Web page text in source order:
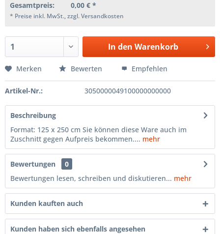
Gesamtpreis: 0,00 € *
* Preise inkl. MwSt., zzgl. Versandkosten
In den Warenkorb
Merken Bewerten Empfehlen
Artikel-Nr.: 3050000049100000000000
Beschreibung
Format: 125 x 250 cm Sie können diese Ware auch im
Zuschnitt gegen Aufpreis bekommen.... mehr
Bewertungen
0
Bewertungen lesen, schreiben und diskutieren... mehr
Kunden kauften auch
Kunden haben sich ebenfalls angesehen